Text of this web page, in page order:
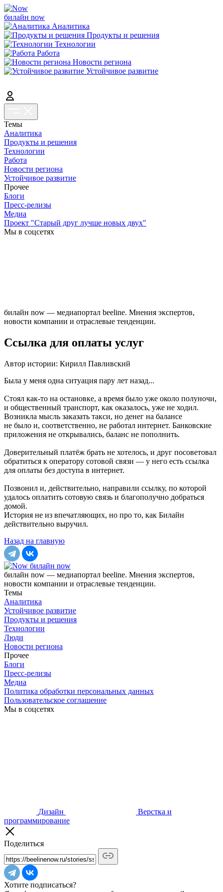
билайн now
Аналитика
Продукты и решения
Технологии
Работа
Новости региона
Устойчивое развитие
Темы
Аналитика
Продукты и решения
Технологии
Работа
Новости региона
Устойчивое развитие
Прочее
Блоги
Пресс-релизы
Медиа
Проект "Старый друг лучше новых двух"
Мы в соцсетях
билайн now — медиапортал beeline. Мнения экспертов,
новости компании и отраслевые тенденции.
Ссылка для оплаты услуг
Автор истории: Кирилл Павливский
Была у меня одна ситуация пару лет назад...
Стоял как-то на остановке, а время было уже около полуночи,
и общественный транспорт, как оказалось, уже не ходил.
Возникла мысль заказать такси, но денег на балансе
не было и, соответственно, не работал интернет. Банковские
приложения не открывались, баланс не пополнить.
Доверительный платёж брать не хотелось, и друг посоветовал
обратиться к оператору сотовой связи — у него есть ссылка
для оплаты без доступа в интернет.
Позвонил и, действительно, направили ссылку, по которой
удалось оплатить сотовую связь и благополучно добраться
домой.
История не из впечатляющих, но про то, как Билайн
действительно выручил.
Назад на главную
билайн now
билайн now — медиапортал beeline. Мнения экспертов,
новости компании и отраслевые тенденции.
Темы
Аналитика
Устойчивое развитие
Продукты и решения
Технологии
Люди
Новости региона
Прочее
Блоги
Пресс-релизы
Медиа
Политика обработки персональных данных
Пользовательское соглашение
Мы в соцсетях
Дизайн
Верстка и
программирование
Поделиться
Хотите подписаться?